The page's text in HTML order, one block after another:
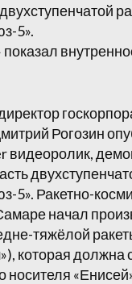
5».
Рогозин
видеоролик,
5». Ракетно-
начал
тяжёлой
которая должна
носителя